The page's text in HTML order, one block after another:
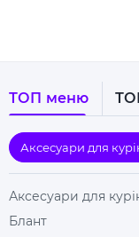
ТОП меню
Аксесуари для
Аксесуари для
Блант